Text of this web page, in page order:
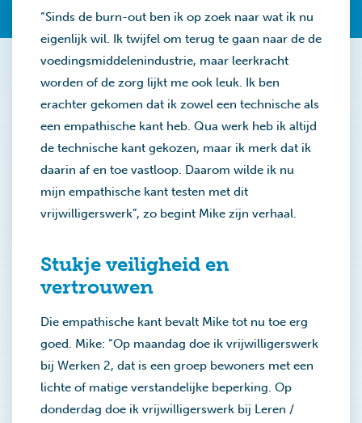
“Sinds de burn-out ben ik op zoek naar wat ik nu
eigenlijk wil. Ik twijfel om terug te gaan naar de de
voedingsmiddelenindustrie, maar leerkracht
worden of de zorg lijkt me ook leuk. Ik ben
erachter gekomen dat ik zowel een technische als
een empathische kant heb. Qua werk heb ik altijd
de technische kant gekozen, maar ik merk dat ik
daarin af en toe vastloop. Daarom wilde ik nu
mijn empathische kant testen met dit
vrijwilligerswerk”, zo begint Mike zijn verhaal.
Stukje veiligheid en
vertrouwen
Die empathische kant bevalt Mike tot nu toe erg
goed. Mike: “Op maandag doe ik vrijwilligerswerk
bij Werken 2, dat is een groep bewoners met een
lichte of matige verstandelijke beperking. Op
donderdag doe ik vrijwilligerswerk bij Leren /